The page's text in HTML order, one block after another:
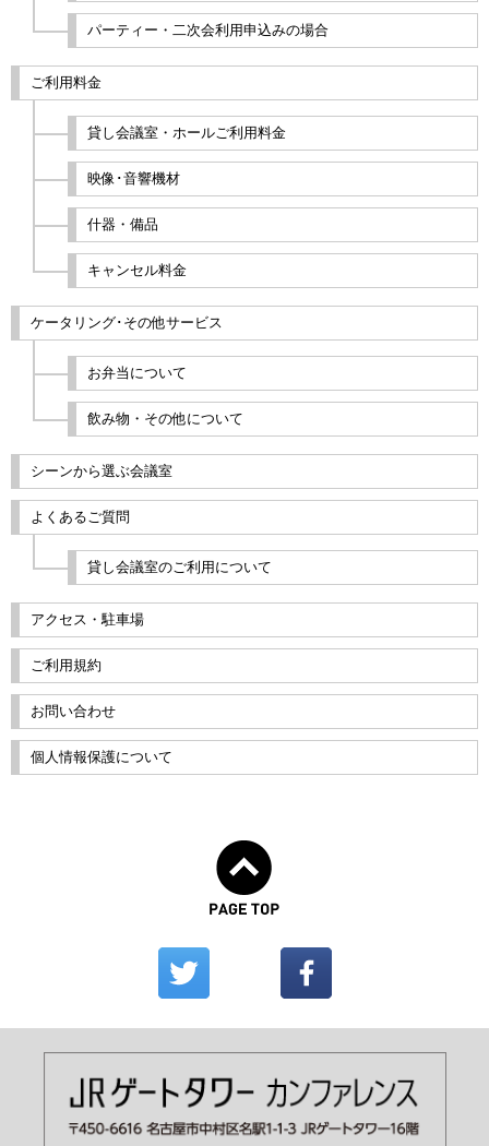
パーティー・二次会利用申込みの場合
ご利用料金
貸し会議室・ホールご利用料金
映像･音響機材
什器・備品
キャンセル料金
ケータリング･その他サービス
お弁当について
飲み物・その他について
シーンから選ぶ会議室
よくあるご質問
貸し会議室のご利用について
アクセス・駐車場
ご利用規約
お問い合わせ
個人情報保護について